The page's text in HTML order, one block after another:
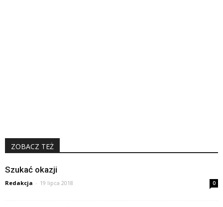
ZOBACZ TEŻ
Szukać okazji
Redakcja - 19 lipca 2018 0